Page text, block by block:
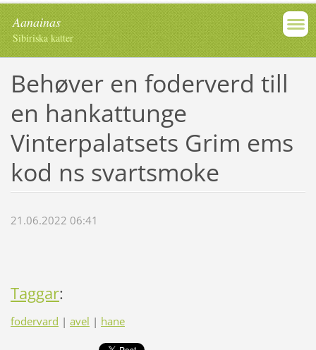
Aanainas
Sibiriska katter
Behøver en foderverd till
en hankattunge
Vinterpalatsets Grim ems
kod ns svartsmoke
21.06.2022 06:41
Taggar:
fodervard | avel | hane